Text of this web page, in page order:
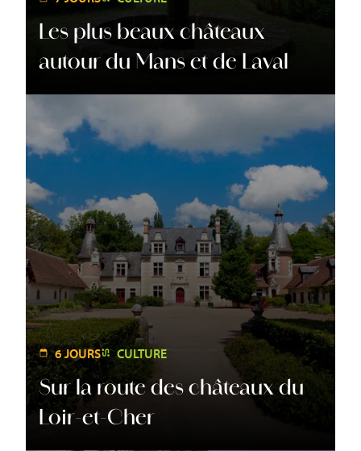
Les plus beaux châteaux
autour du Mans et de Laval
6 JOURS CULTURE
Sur la route des châteaux du
Loir-et-Cher